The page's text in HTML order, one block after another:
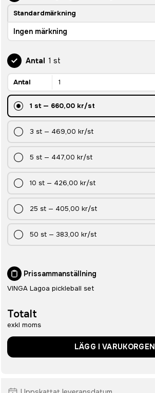
Standardmärkning
Ingen märkning
Antal 1 st
Antal
1 st— 660,00 kr/st
3 st — 469,00 kr/st
5 st — 447,00 kr/st
10 st — 426,00 kr/st
25 st — 405,00 kr/st
50 st — 383,00 kr/st
Prissammanställning
VINGA Lagoa pickleball set
Totalt
exkl moms
LÄGG I VARUKORGEN